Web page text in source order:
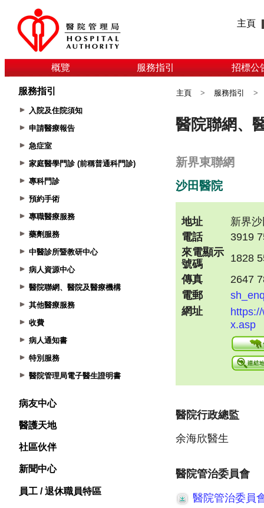
主頁
概覽 服務指引 招標公
服務指引
入院及住院須知
申請醫療報告
急症室
家庭醫學門診 (前稱普通科門診)
專科門診
預約手術
專職醫療服務
藥劑服務
中醫診所暨教研中心
病人資源中心
醫院聯網、醫院及醫療機構
其他醫療服務
收費
病人通知書
特別服務
醫院管理局電子醫生證明書
病友中心
醫護天地
社區伙伴
新聞中心
員工 / 退休職員特區
主頁 > 服務指引 >